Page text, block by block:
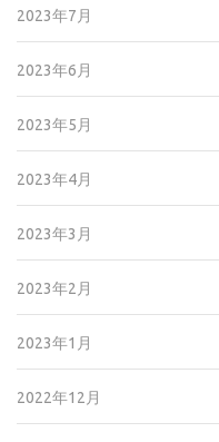
2023年7月
2023年6月
2023年5月
2023年4月
2023年3月
2023年2月
2023年1月
2022年12月